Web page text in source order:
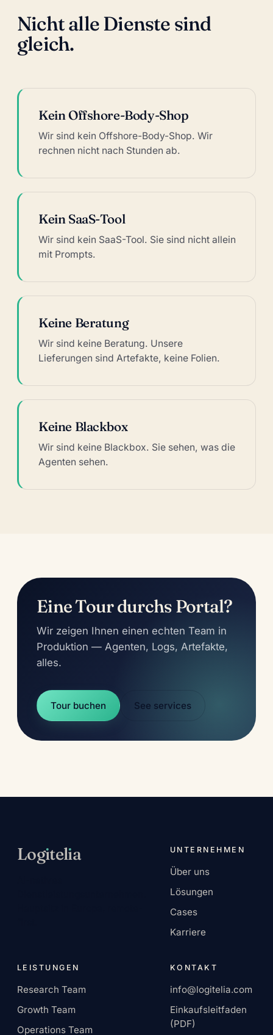
Nicht alle Dienste sind
gleich.
Kein Offshore-Body-Shop
Wir sind kein Offshore-Body-Shop. Wir
rechnen nicht nach Stunden ab.
Kein SaaS-Tool
Wir sind kein SaaS-Tool. Sie sind nicht allein
mit Prompts.
Keine Beratung
Wir sind keine Beratung. Unsere
Lieferungen sind Artefakte, keine Folien.
Keine Blackbox
Wir sind keine Blackbox. Sie sehen, was die
Agenten sehen.
Eine Tour durchs Portal?
Wir zeigen Ihnen einen echten Team in
Produktion — Agenten, Logs, Artefakte,
alles.
Tour buchen See services
Logıtelıa UNTERNEHMEN
Über uns
Lösungen
Cases
Karriere
LEISTUNGEN
Research Team
Growth Team
Operations Team
KONTAKT
info@logitelia.com
Einkaufsleitfaden
(PDF)